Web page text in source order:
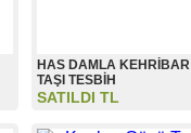
HAS DAMLA KEHRİBAR
TAŞI TESBİH
SATILDI TL